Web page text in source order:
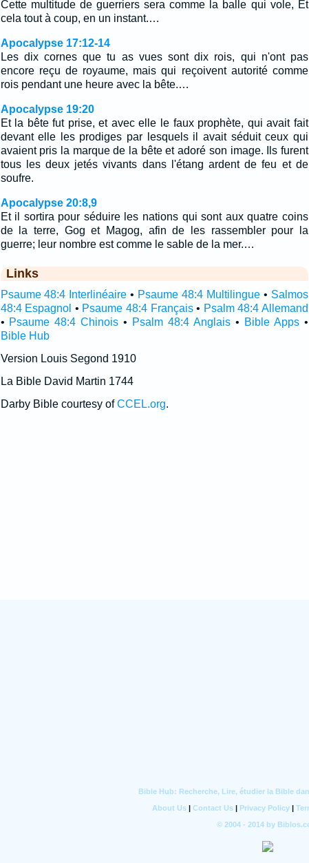
Cette multitude de guerriers sera comme la balle qui vole, Et
cela tout à coup, en un instant.…
Apocalypse 17:12-14
Les dix cornes que tu as vues sont dix rois, qui n'ont pas
encore reçu de royaume, mais qui reçoivent autorité comme
rois pendant une heure avec la bête.…
Apocalypse 19:20
Et la bête fut prise, et avec elle le faux prophète, qui avait fait
devant elle les prodiges par lesquels il avait séduit ceux qui
avaient pris la marque de la bête et adoré son image. Ils furent
tous les deux jetés vivants dans l'étang ardent de feu et de
soufre.
Apocalypse 20:8,9
Et il sortira pour séduire les nations qui sont aux quatre coins
de la terre, Gog et Magog, afin de les rassembler pour la
guerre; leur nombre est comme le sable de la mer.…
Links
Psaume 48:4 Interlinéaire • Psaume 48:4 Multilingue • Salmos
48:4 Espagnol • Psaume 48:4 Français• Psalm 48:4 Allemand
• Psaume 48:4 Chinois • Psalm 48:4 Anglais • Bible Apps •
Bible Hub
Version Louis Segond 1910
La Bible David Martin 1744
Darby Bible courtesy ofCCEL.org.